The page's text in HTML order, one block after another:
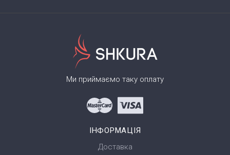
Ми приймаємо таку оплату
ІНФОРМАЦІЯ
Доставка